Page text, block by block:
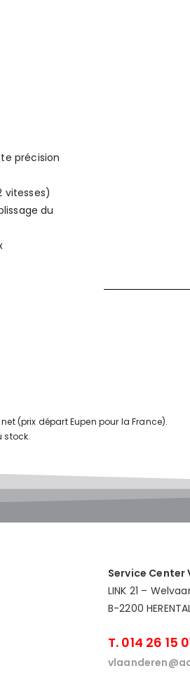
précision
vitesses)
du
(prix départ Eupen pour la France).
stock.
Service Center
LINK 21 –
B-2200
T. 014 26 15